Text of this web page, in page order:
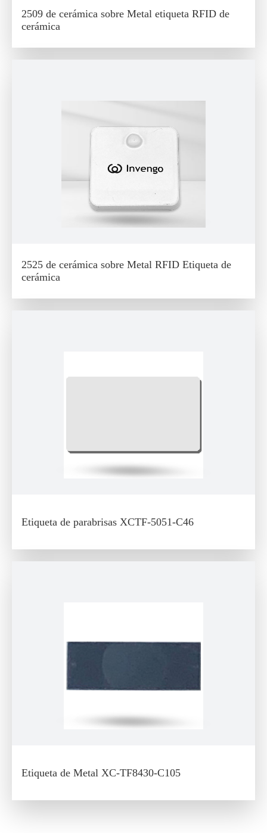
2509 de cerámica sobre Metal etiqueta RFID de
cerámica
2525 de cerámica sobre Metal RFID Etiqueta de
cerámica
Etiqueta de parabrisas XCTF-5051-C46
Etiqueta de Metal XC-TF8430-C105